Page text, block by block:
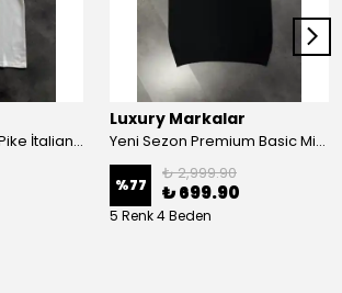
Yeni Sezon Pamuk Pike İtalian Classic Logo Polo Yaka T-shirt
Luxury Markalar
Yeni Sezon Premium Basic Mini Logo Polo Yaka Triko Tişört
%77
₺ 2,999.90
₺ 699.90
5 Renk 4 Beden